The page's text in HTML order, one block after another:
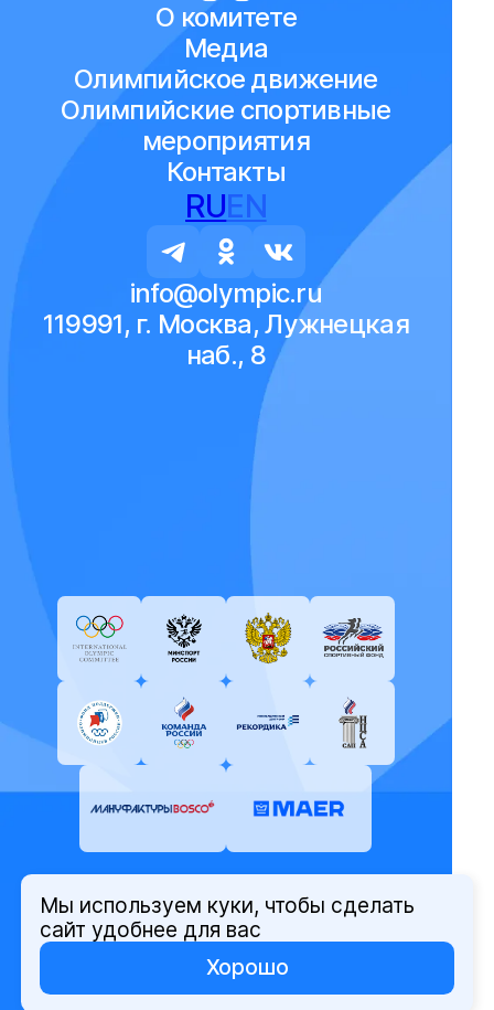
О комитете
Медиа
Олимпийское движение
Олимпийские спортивные
мероприятия
Контакты
RUEN
info@olympic.ru
119991, г. Москва, Лужнецкая
наб., 8
© Олимпийский комитет России,
2026
Политика защиты персональных
данных
Мы используем куки, чтобы сделать
сайт удобнее для вас
Хорошо